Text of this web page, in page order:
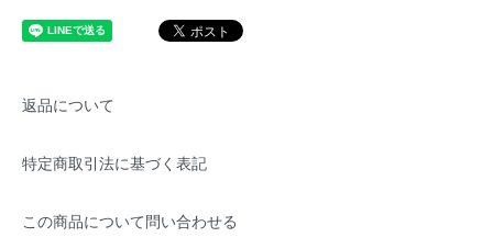
返品について
特定商取引法に基づく表記
この商品について問い合わせる